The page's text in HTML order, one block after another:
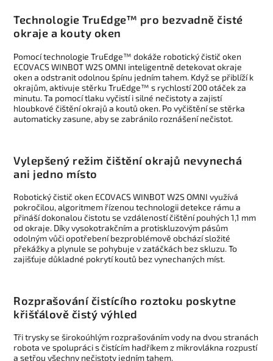
Technologie TruEdge™ pro bezvadně čisté
okraje a kouty oken
Pomocí technologie TruEdge™ dokáže robotický čistič oken
ECOVACS WINBOT W2S OMNI inteligentně detekovat okraje
oken a odstranit odolnou špínu jedním tahem. Když se přiblíží k
okrajům, aktivuje stěrku TruEdge™ s rychlostí 200 otáček za
minutu. Ta pomocí tlaku vyčistí i silné nečistoty a zajistí
hloubkové čištění okrajů a koutů oken. Po vyčištění se stěrka
automaticky zasune, aby se zabránilo roznášení nečistot.
Vylepšený režim čištění okrajů nevynechá
ani jedno místo
Robotický čistič oken ECOVACS WINBOT W2S OMNI využívá
pokročilou, algoritmem řízenou technologii detekce rámu a
přináší dokonalou čistotu se vzdáleností čištění pouhých 1,1 mm
od okraje. Díky vysokotrakčním a protiskluzovým pásům
odolným vůči opotřebení bezproblémově obchází složité
překážky a plynule se pohybuje v zatáčkách bez skluzu. To
zajišťuje důkladné pokrytí koutů bez vynechaných míst.
Rozprašování čistícího roztoku poskytne
křišťálově čistý výhled
Tři trysky se širokoúhlým rozprašováním vody na dvou stranách
robota ve spolupráci s čistícím hadříkem z mikrovlákna rozpustí
a setřou všechny nečistoty jedním tahem.